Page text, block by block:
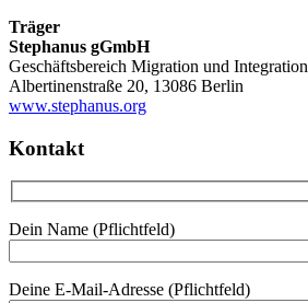
Träger
Stephanus gGmbH
Geschäftsbereich Migration und Integration
Albertinenstraße 20, 13086 Berlin
www.stephanus.org
Kontakt
Dein Name (Pflichtfeld)
Deine E-Mail-Adresse (Pflichtfeld)